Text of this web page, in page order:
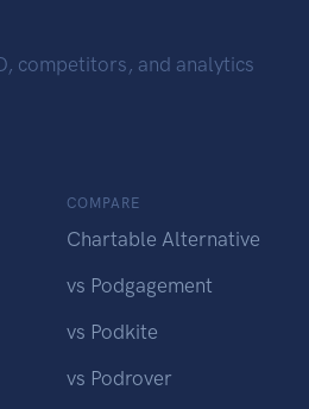
competitors, and analytics
COMPARE
Chartable Alternative
vs Podgagement
vs Podkite
vs Podrover